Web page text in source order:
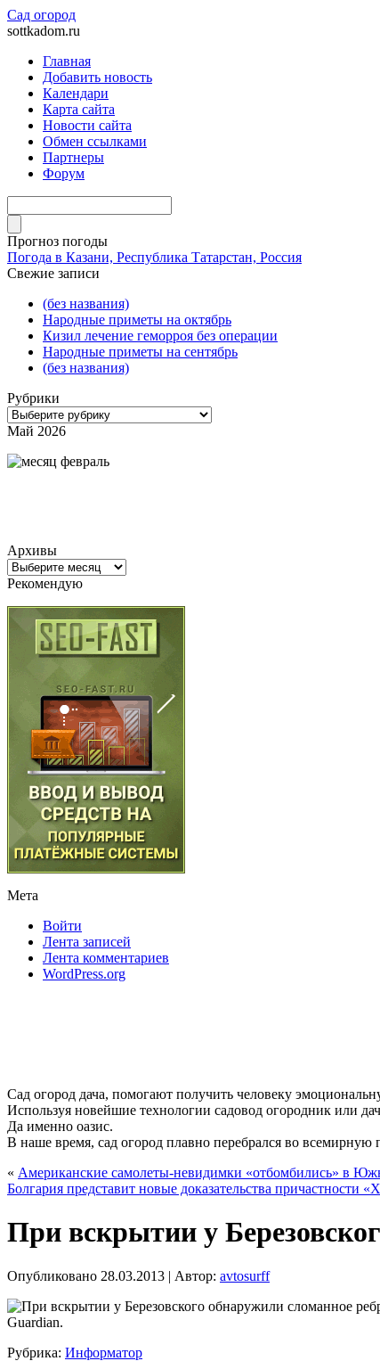
Сад огород
sottkadom.ru
Главная
Добавить новость
Календари
Карта сайта
Новости сайта
Обмен ссылками
Партнеры
Форум
Прогноз погоды
Погода в Казани, Республика Татарстан, Россия
Свежие записи
(без названия)
Народные приметы на октябрь
Кизил лечение геморроя без операции
Народные приметы на сентябрь
(без названия)
Рубрики
Рубрики
Май 2026
Архивы
Архивы
Рекомендую
Мета
Войти
Лента записей
Лента комментариев
WordPress.org
Сад огород дача, помогают получить человеку
Используя новейшие технологии садовод огородник или
Да именно оазис.
В наше время, сад огород плавно перебрался во всемирную
« Американские самолеты-невидимки «отбомбились» в
Болгария представит новые доказательства причастности
При вскрытии у
Опубликовано 28.03.2013 | Автор: avtosurff
Guardian.
Рубрика: Информатор